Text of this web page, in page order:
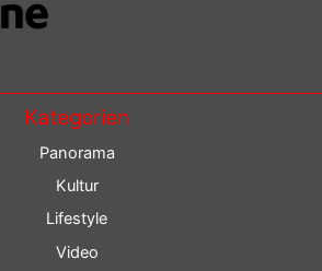
Kategorien
Panorama
Kultur
Lifestyle
Video